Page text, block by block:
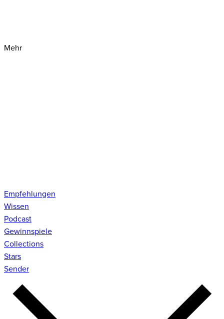
Mehr
Empfehlungen
Wissen
Podcast
Gewinnspiele
Collections
Stars
Sender